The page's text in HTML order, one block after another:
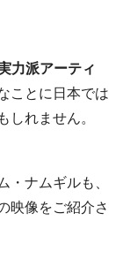
力派アーティ
ことに日本では
しれません。
・ナムギルも、
映像をご紹介さ